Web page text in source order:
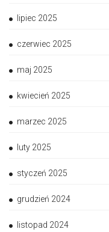
lipiec 2025
czerwiec 2025
maj 2025
kwiecień 2025
marzec 2025
luty 2025
styczeń 2025
grudzień 2024
listopad 2024